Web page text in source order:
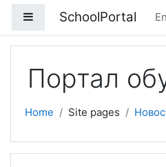
Side panel
SchoolPortal
Портал
Home Site pages